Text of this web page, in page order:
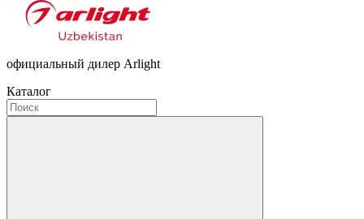
официальный дилер Arlight
Каталог